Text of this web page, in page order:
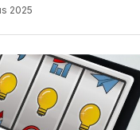
2025